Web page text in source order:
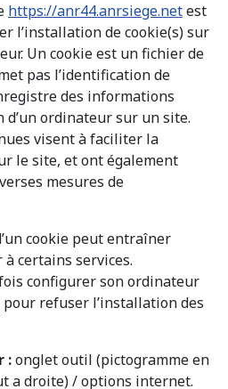
https://anr44.anrsiege.netest
l’installation de cookie(s) sur
Un cookie est un fichier de
pas l’identification de
des informations
ordinateur sur un site.
visent à faciliter la
le site, et ont également
mesures de
cookie peut entraîner
à certains services.
configurer son ordinateur
refuser l’installation des
:onglet outil (pictogramme en
a droite) / options internet.